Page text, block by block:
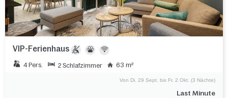
VIP-Ferienhaus
4 Pers. 2 Schlafzimmer 63 m²
Last Minute
Von Di. 29 Sept. bis Fr. 2 Okt. (3 Nächte)